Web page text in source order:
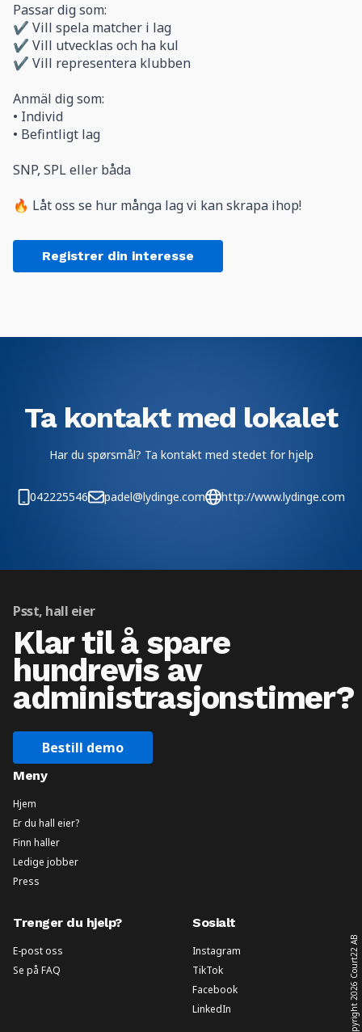
Passar dig som:
✔ Vill spela matcher i lag
✔ Vill utvecklas och ha kul
✔ Vill representera klubben
Anmäl dig som:
• Individ
• Befintligt lag
SNP, SPL eller båda
🔥 Låt oss se hur många lag vi kan skrapa ihop!
Registrer din interesse
Ta kontakt med lokalet
Har du spørsmål? Ta kontakt med stedet for hjelp
042225546 padel@lydinge.com http://www.lydinge.com
Psst, hall eier
Klar til å spare
hundrevis av
administrasjonstimer?
Bestill demo
Meny
Hjem
Er du hall eier?
Finn haller
Ledige jobber
Press
Trenger du hjelp?
E-post oss
Se på FAQ
Sosialt
Instagram
TikTok
Facebook
LinkedIn
Copyright
2026
Court22 AB